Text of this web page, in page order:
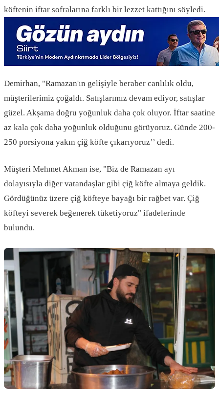
köftenin iftar sofralarına farklı bir lezzet kattığını söyledi.
Demirhan, "Ramazan'ın gelişiyle beraber canlılık oldu,
müşterilerimiz çoğaldı. Satışlarımız devam ediyor, satışlar
güzel. Akşama doğru yoğunluk daha çok oluyor. İftar saatine
az kala çok daha yoğunluk olduğunu görüyoruz. Günde 200-
250 porsiyona yakın çiğ köfte çıkarıyoruz’’ dedi.
Müşteri Mehmet Akman ise, "Biz de Ramazan ayı
dolayısıyla diğer vatandaşlar gibi çiğ köfte almaya geldik.
Gördüğünüz üzere çiğ köfteye bayağı bir rağbet var. Çiğ
köfteyi severek beğenerek tüketiyoruz" ifadelerinde
bulundu.